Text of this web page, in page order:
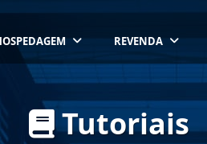
REVENDA
Tutoriais